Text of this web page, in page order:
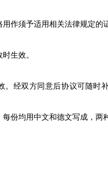
作须予适用相关法律规定
生效。
。经双方同意后协议可随时
份均用中文和德文写成，两